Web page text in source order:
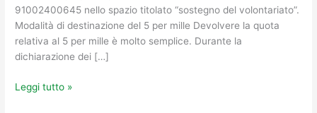
91002400645 nello spazio titolato “sostegno del volontariato”.
Modalità di destinazione del 5 per mille Devolvere la quota
relativa al 5 per mille è molto semplice. Durante la
dichiarazione dei […]
Leggi tutto »